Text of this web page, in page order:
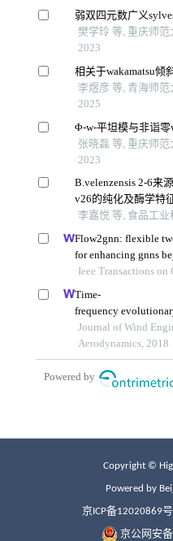
Copyright ©
Powered by
京ICP备12020869
京公网安